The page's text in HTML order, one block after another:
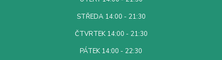
STŘEDA 14:00 - 21:30
ČTVRTEK 14:00 - 21:30
PÁTEK 14:00 - 22:30